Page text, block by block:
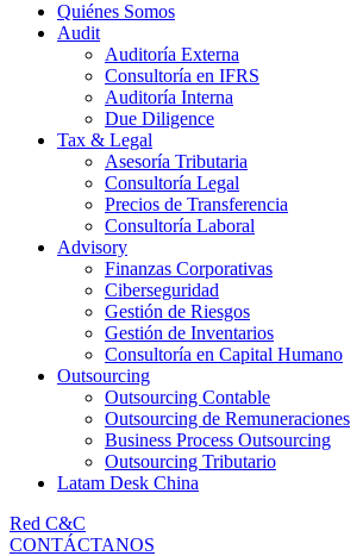
Quiénes Somos
Audit
Auditoría Externa
Consultoría en IFRS
Auditoría Interna
Due Diligence
Tax & Legal
Asesoría Tributaria
Consultoría Legal
Precios de Transferencia
Consultoría Laboral
Advisory
Finanzas Corporativas
Ciberseguridad
Gestión de Riesgos
Gestión de Inventarios
Consultoría en Capital Humano
Outsourcing
Outsourcing Contable
Outsourcing de Remuneraciones
Business Process Outsourcing
Outsourcing Tributario
Latam Desk China
Red C&C
CONTÁCTANOS